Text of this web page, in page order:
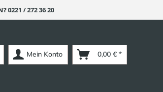
0221 / 272 36 20
Mein Konto 0,00 € *